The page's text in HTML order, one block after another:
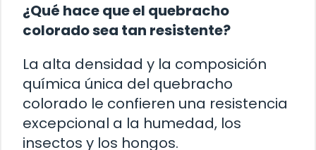
¿Qué hace que el quebracho
colorado sea tan resistente?
La alta densidad y la composición
química única del quebracho
colorado le confieren una resistencia
excepcional a la humedad, los
insectos y los hongos.